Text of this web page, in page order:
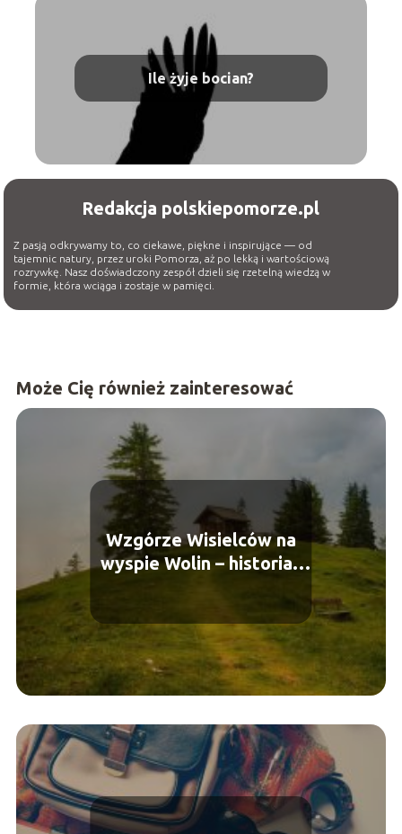
Ile żyje bocian?
Redakcja polskiepomorze.pl
Z pasją odkrywamy to, co ciekawe, piękne i inspirujące — od
tajemnic natury, przez uroki Pomorza, aż po lekką i wartościową
rozrywkę. Nasz doświadczony zespół dzieli się rzetelną wiedzą w
formie, która wciąga i zostaje w pamięci.
Może Cię również zainteresować
Wzgórze Wisielców na
wyspie Wolin – historia i